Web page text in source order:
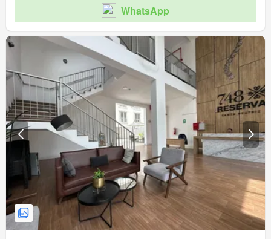
WhatsApp